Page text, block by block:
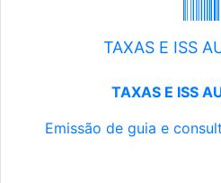
TAXAS E ISS
TAXAS E ISS
Emissão de guia e